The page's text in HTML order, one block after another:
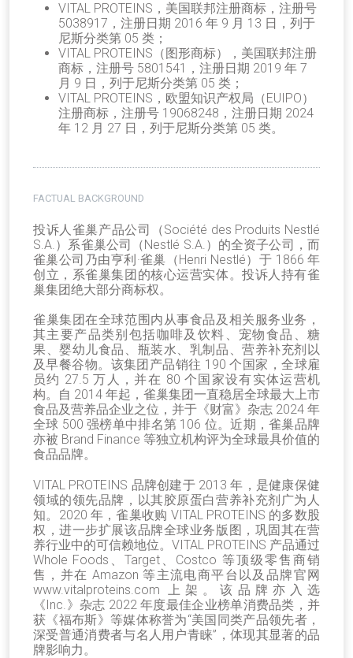
VITAL PROTEINS，美国联邦注册商标，注册号
5038917，注册日期 2016 年 9 月 13 日，列于
尼斯分类第 05 类；
VITAL PROTEINS（图形商标），美国联邦注册
商标，注册号 5801541，注册日期 2019 年 7
月 9 日，列于尼斯分类第 05 类；
VITAL PROTEINS，欧盟知识产权局（EUIPO）
注册商标，注册号 19068248，注册日期 2024
年 12 月 27 日，列于尼斯分类第 05 类。
FACTUAL BACKGROUND
投诉人雀巢产品公司（Société des Produits Nestlé
S.A.）系雀巢公司（Nestlé S.A.）的全资子公司，而
雀巢公司乃由亨利·雀巢（Henri Nestlé）于 1866 年
创立，系雀巢集团的核心运营实体。投诉人持有雀
巢集团绝大部分商标权。
雀巢集团在全球范围内从事食品及相关服务业务，
其主要产品类别包括咖啡及饮料、宠物食品、糖
果、婴幼儿食品、瓶装水、乳制品、营养补充剂以
及早餐谷物。该集团产品销往 190 个国家，全球雇
员约 27.5 万人，并在 80 个国家设有实体运营机
构。自 2014 年起，雀巢集团一直稳居全球最大上市
食品及营养品企业之位，并于《财富》杂志 2024 年
全球 500 强榜单中排名第 106 位。近期，雀巢品牌
亦被 Brand Finance 等独立机构评为全球最具价值的
食品品牌。
VITAL PROTEINS 品牌创建于 2013 年，是健康保健
领域的领先品牌，以其胶原蛋白营养补充剂广为人
知。2020 年，雀巢收购 VITAL PROTEINS 的多数股
权，进一步扩展该品牌全球业务版图，巩固其在营
养行业中的可信赖地位。VITAL PROTEINS 产品通过
Whole Foods、Target、Costco 等顶级零售商销
售，并在 Amazon 等主流电商平台以及品牌官网
www.vitalproteins.com 上架。该品牌亦入选
《Inc.》杂志 2022 年度最佳企业榜单消费品类，并
获《福布斯》等媒体称誉为“美国同类产品领先者，
深受普通消费者与名人用户青睐”，体现其显著的品
牌影响力。